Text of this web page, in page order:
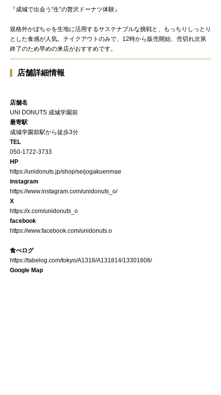
『成城で出会う“生”の贅沢ドーナツ体験』
規格外かぼちゃを生地に活用するサステナブルな挑戦と、もっちりしっとり
とした食感が人気。テイクアウトのみで、12時から販売開始、売切れ次第
終了のため早めの来店がおすすめです。
店舗詳細情報
店舗名
UNI DONUTS 成城学園前
最寄駅
成城学園前駅から徒歩3分
TEL
050-1722-3733
HP
https://unidonuts.jp/shop/seijogakuenmae
instagram
https://www.instagram.com/unidonuts_o/
X
https://x.com/unidonuts_o
facebook
https://www.facebook.com/unidonuts.o
食べログ
https://tabelog.com/tokyo/A1318/A131814/13301608/
Google Map